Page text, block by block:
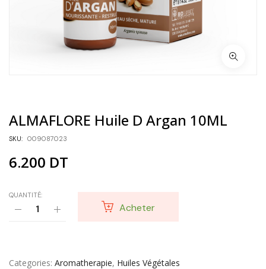
ALMAFLORE Huile D Argan 10ML
SKU: 009087023
6.200 DT
QUANTITÉ:
Acheter
Categories Aromatherapie, Huiles Végétales